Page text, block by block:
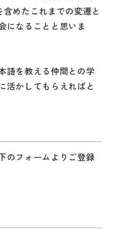
めたこれまでの変遷と
になることと思いま
語を教える仲間との学
活かしてもらえればと
のフォームよりご登録